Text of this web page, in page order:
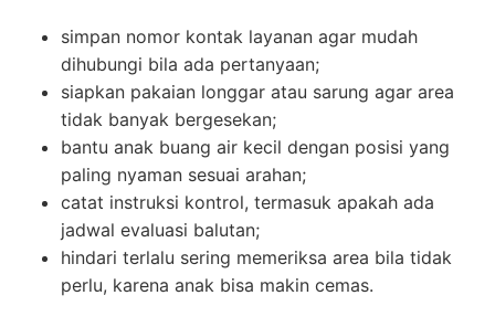
simpan nomor kontak layanan agar mudah
dihubungi bila ada pertanyaan;
siapkan pakaian longgar atau sarung agar area
tidak banyak bergesekan;
bantu anak buang air kecil dengan posisi yang
paling nyaman sesuai arahan;
catat instruksi kontrol, termasuk apakah ada
jadwal evaluasi balutan;
hindari terlalu sering memeriksa area bila tidak
perlu, karena anak bisa makin cemas.